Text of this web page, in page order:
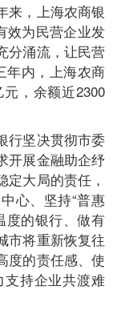
，上海农商银
效为民营企业发
分涌流，让民营
年内，上海农商
，余额近2300
坚决贯彻市委
开展金融助企纾
大局的责任，
心、坚持“普惠
度的银行、做有
市将重新恢复往
度的责任感、使
持企业共渡难